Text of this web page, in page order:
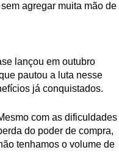
agregar muita mão de
lançou em outubro
pautou a luta nesse
já conquistados.
com as dificuldades
do poder de compra,
tenhamos o volume de